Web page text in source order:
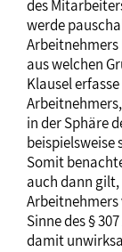
des
werde
aus welchen
Klausel
in der Sphäre
Somit
auch dann
Sinne des §
damit